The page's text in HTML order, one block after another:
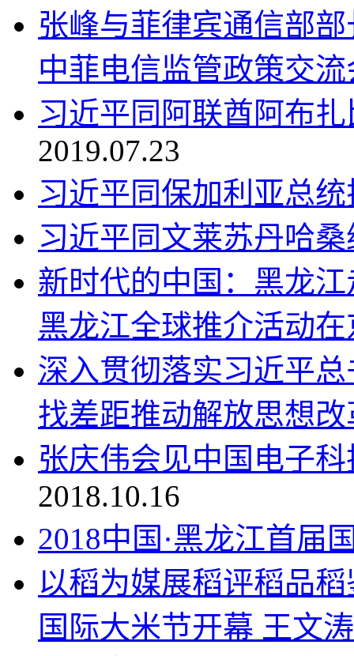
张峰与菲律宾通信部
中菲电信监管政策交流
习近平同阿联酋阿布
2019.07.23
习近平同保加利亚总
习近平同文莱苏丹哈
新时代的中国：黑龙
黑龙江全球推介活动在
深入贯彻落实习近平
找差距推动解放思想改
张庆伟会见中国电子
2018.10.16
2018中国·黑龙江首届
以稻为媒展稻评稻品
国际大米节开幕 王文